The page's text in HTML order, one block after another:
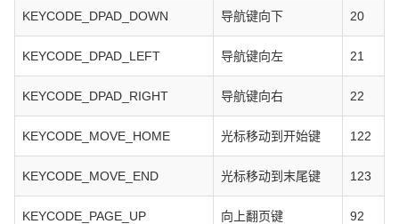
KEYCODE_DPAD_DOWN 导航键向下 20
KEYCODE_DPAD_LEFT 导航键向左 21
KEYCODE_DPAD_RIGHT 导航键向右 22
KEYCODE_MOVE_HOME 光标移动到开始键 122
KEYCODE_MOVE_END 光标移动到末尾键 123
KEYCODE_PAGE_UP 向上翻页键 92